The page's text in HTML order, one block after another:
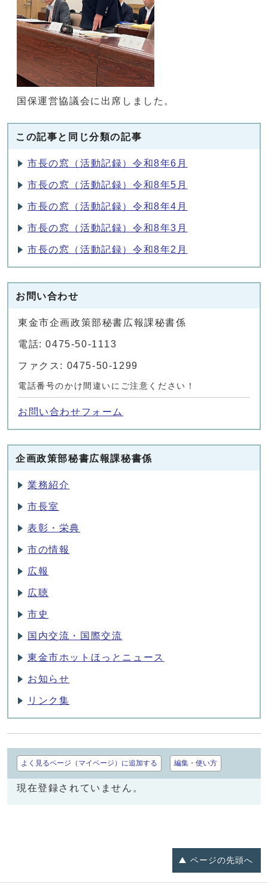
国保運営協議会に出席しました。
この記事と同じ分類の記事
市長の窓（活動記録）令和8年6月
市長の窓（活動記録）令和8年5月
市長の窓（活動記録）令和8年4月
市長の窓（活動記録）令和8年3月
市長の窓（活動記録）令和8年2月
お問い合わせ
東金市企画政策部秘書広報課秘書係
電話: 0475-50-1113
ファクス: 0475-50-1299
電話番号のかけ間違いにご注意ください！
お問い合わせフォーム
企画政策部秘書広報課秘書係
業務紹介
市長室
表彰・栄典
市の情報
広報
広聴
市史
国内交流・国際交流
東金市ホットほっとニュース
お知らせ
リンク集
よく見るページ（マイページ）に追加する 編集・使い方
現在登録されていません。
ページの先頭へ